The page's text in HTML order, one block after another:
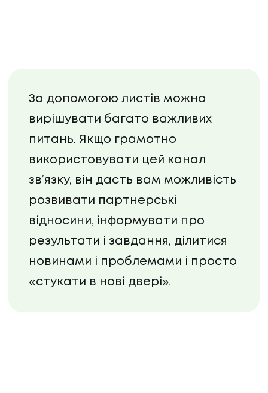
За допомогою листів можна
вирішувати багато важливих
питань. Якщо грамотно
використовувати цей канал
зв’язку, він дасть вам можливість
розвивати партнерські
відносини, інформувати про
результати і завдання, ділитися
новинами і проблемами і просто
«стукати в нові двері».